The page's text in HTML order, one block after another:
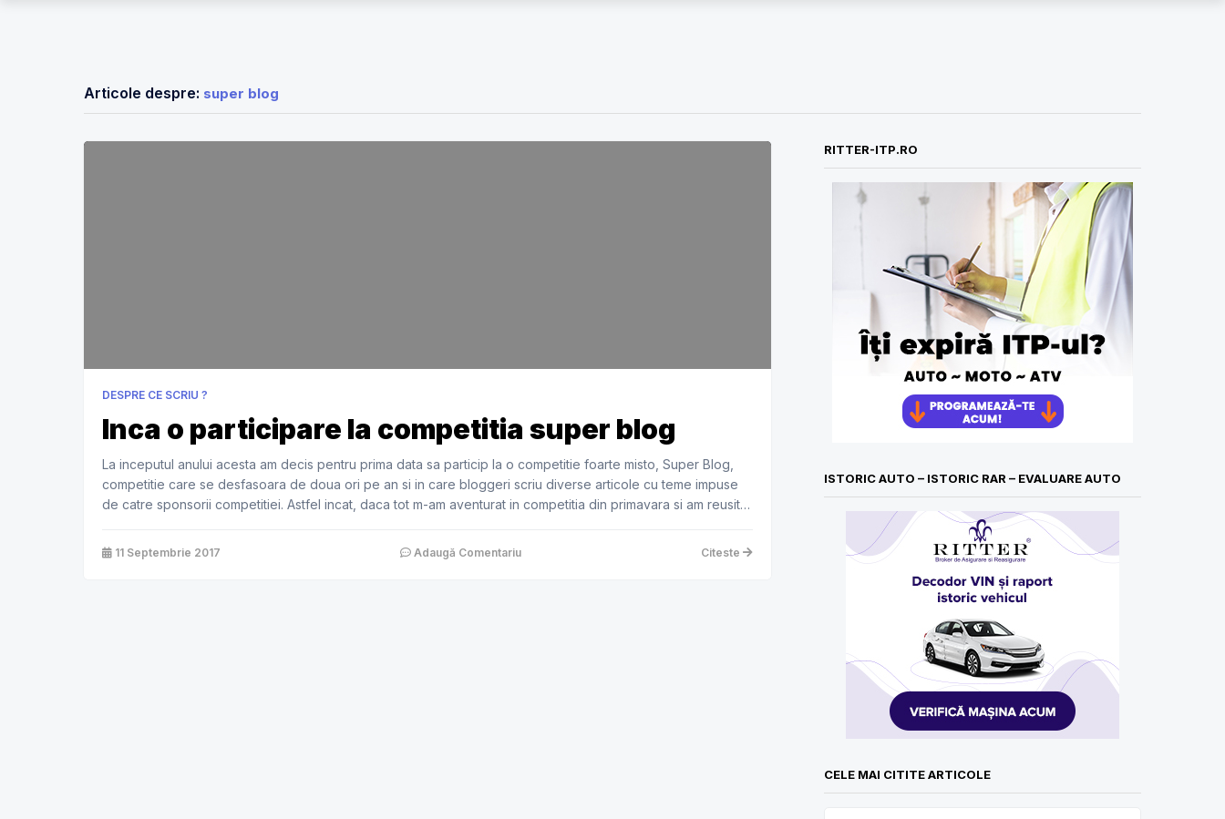
Articole despre: super blog
DESPRE CE SCRIU ?
Inca o participare la competitia super blog
La inceputul anului acesta am decis pentru prima data sa particip la o competitie foarte misto, Super Blog,
competitie care se desfasoara de doua ori pe an si in care bloggeri scriu diverse articole cu teme impuse
de catre sponsorii competitiei. Astfel incat, daca tot m-am aventurat in competitia din primavara si am reusit
11 Septembrie 2017 Adaugă Comentariu Citeste
RITTER-ITP.RO
ISTORIC AUTO – ISTORIC RAR – EVALUARE AUTO
CELE MAI CITITE ARTICOLE